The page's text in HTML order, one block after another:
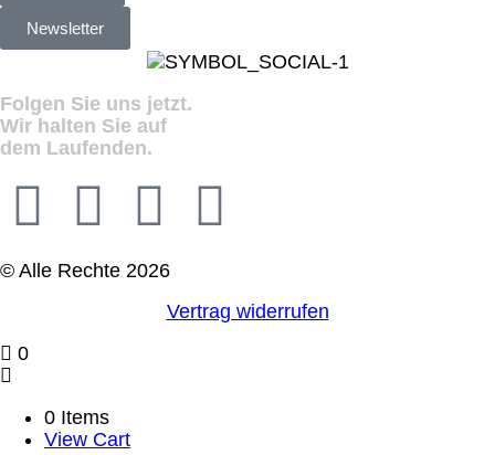
Newsletter
Folgen Sie uns jetzt.
Wir halten Sie auf
dem Laufenden.
© Alle Rechte 2026
Vertrag widerrufen
0
0 Items
View Cart